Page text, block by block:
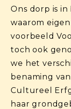
Ons dorp is
waarom
voorbeeld
toch ook
we het
benaming van
Cultureel
haar